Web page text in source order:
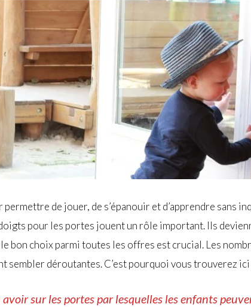
de jouer, de s’épanouir et d’apprendre sans
pour les portes jouent un rôle important. Ils
le bon choix parmi toutes les offres est crucial. Les
déroutantes. C’est pourquoi vous trouverez ici
sur les portes par lesquelles les enfants